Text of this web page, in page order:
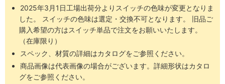
2025年3月1日工場出荷分よりスイッチの色味が変更となりま
した。 スイッチの色味は選定・交換不可となります。 旧品ご
購入希望の方はスイッチ単品で注文をお願いいたします。
（在庫限り）
スペック、材質の詳細はカタログをご参照ください。
商品画像は代表画像の場合がございます。詳細形状はカタロ
グをご参照ください。